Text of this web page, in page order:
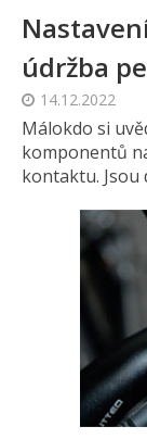
údržba
14.12.2022
Málokdo si
komponentů
kontaktu. Jsou